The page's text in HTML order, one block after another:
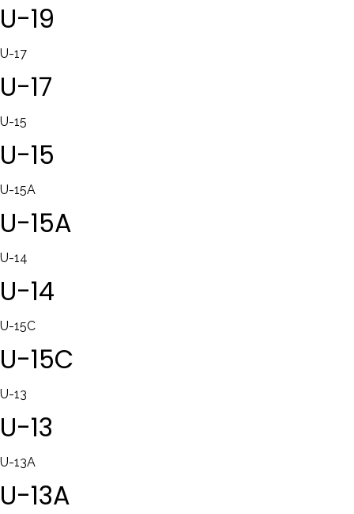
U-19
U-17
U-17
U-15
U-15
U-15A
U-15A
U-14
U-14
U-15C
U-15C
U-13
U-13
U-13A
U-13A